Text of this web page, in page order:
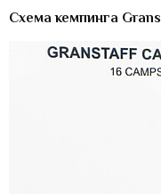
Схема кемпинга